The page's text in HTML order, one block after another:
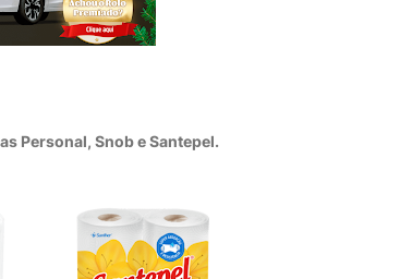
Personal, Snob e Santepel.